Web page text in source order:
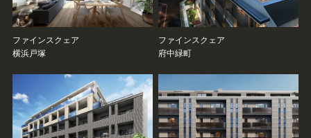
ファインスクェア
横浜戸塚
ファインスクェア
府中緑町